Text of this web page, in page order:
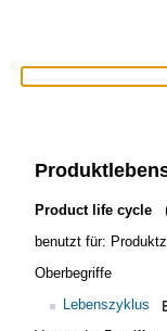
Product life cycle
benutzt für:
Oberbegriffe
Lebenszyklus